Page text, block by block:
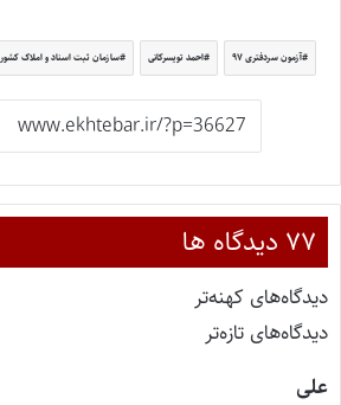
آزمون سردفتری ۹۷ احمد تویسرکانی سازمان ثبت اسناد و املاک کشور
‫۷۷ دیدگاه ها
دیدگاه‌های کهنه‌تر
دیدگاه‌های تازه‌تر
علی